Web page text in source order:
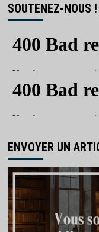
SOUTENEZ-NOUS !
ENVOYER UN